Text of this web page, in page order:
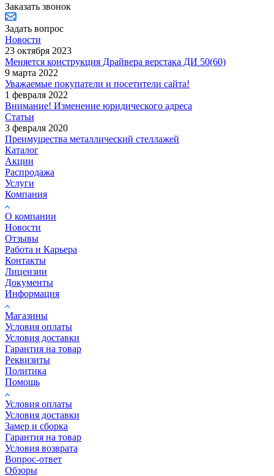
Заказать звонок
Задать вопрос
Новости
23 октября 2023
Меняется конструкция Драйвера верстака ДИ 50(60)
9 марта 2022
Уважаемые покупатели и посетители сайта!
1 февраля 2022
Внимание! Изменение юридического адреса
Статьи
3 февраля 2020
Преимущества металлический стеллажей
Каталог
Акции
Распродажа
Услуги
Компания
О компании
Новости
Отзывы
Работа и Карьера
Контакты
Лицензии
Документы
Информация
Магазины
Условия оплаты
Условия доставки
Гарантия на товар
Реквизиты
Политика
Помощь
Условия оплаты
Условия доставки
Замер и сборка
Гарантия на товар
Условия возврата
Вопрос-ответ
Обзоры